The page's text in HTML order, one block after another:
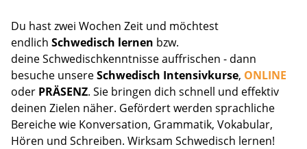
Du hast zwei Wochen Zeit und möchtest
endlich Schwedisch lernen bzw.
deine Schwedischkenntnisse auffrischen - dann
besuche unsereSchwedisch Intensivkurse, ONLINE
oder PRÄSENZ. Sie bringen dich schnell und effektiv
deinen Zielen näher. Gefördert werden sprachliche
Bereiche wie Konversation, Grammatik, Vokabular,
Hören und Schreiben. Wirksam Schwedisch lernen!